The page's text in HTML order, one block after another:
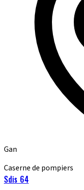
Gan
Caserne de pompiers
Sdis 64